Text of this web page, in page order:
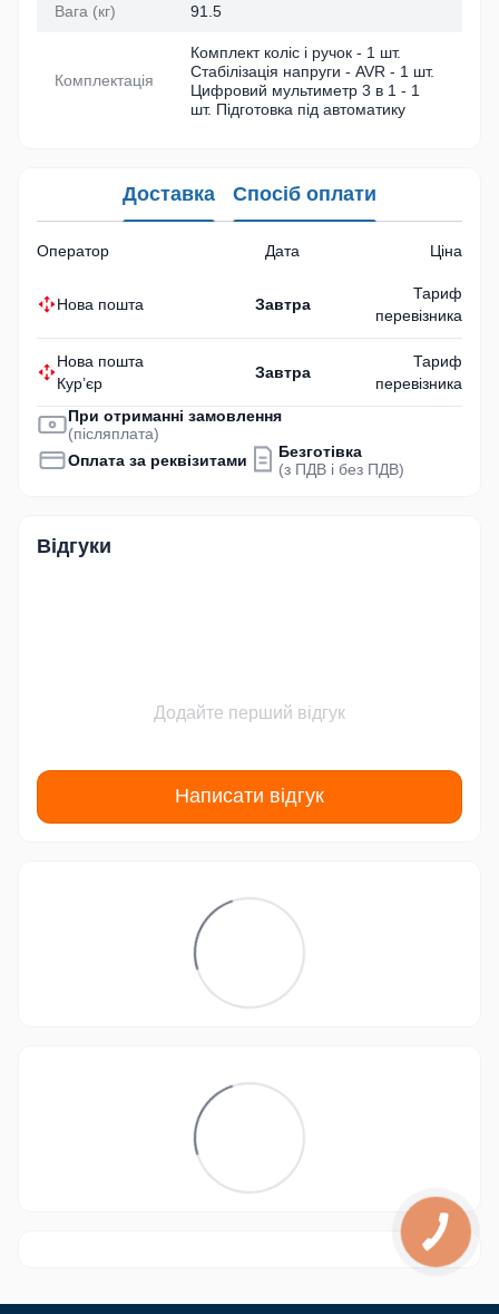
Вага (кг) 91.5
Комплектація
Комплект коліс і ручок - 1 шт.
Стабілізація напруги - AVR - 1 шт.
Цифровий мультиметр 3 в 1 - 1
шт. Підготовка під автоматику
Доставка Спосіб оплати
Оператор Дата Ціна
Нова пошта Завтра
Тариф
перевізника
Нова пошта
Кур’єр
Завтра
Тариф
перевізника
При отриманні замовлення
(післяплата)
Оплата за реквізитами
Безготівка
(з ПДВ і без ПДВ)
Відгуки
Додайте перший відгук
Написати відгук